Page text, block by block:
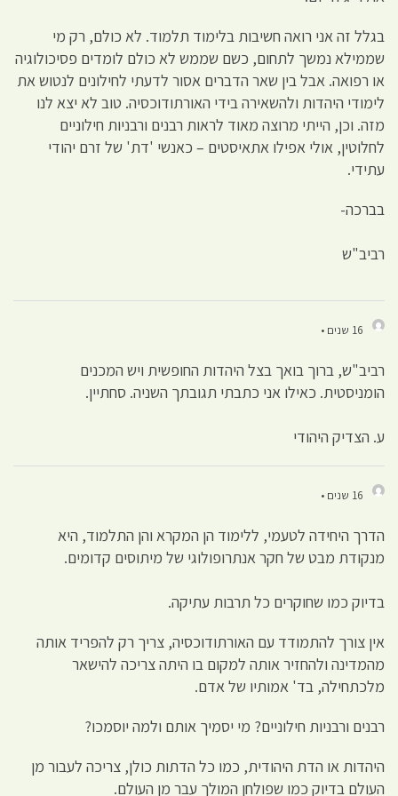
בגלל זה אני רואה חשיבות בלימוד תלמוד. לא כולם, רק מי
שממילא נמשך לתחום, כשם שממש לא כולם לומדים פסיכולוגיה
או רפואה. אבל בין שאר הדברים אסור לדעתי לחילונים לנטוש את
לימודי היהדות ולהשאירה בידי האורתודוכסיה. טוב לא יצא לנו
מזה. וכן, הייתי מרוצה מאוד לראות רבנים ורבניות חילוניים
לחלוטין, אולי אפילו אתאיסטים – כאנשי 'דת' של זרם יהודי
עתידי.
בברכה-
רביב"ש
16 שנים •
רביב"ש, ברוך בואך בצל היהדות החופשית ויש המכנים
הומניסטית. כאילו אני כתבתי תגובתך השניה. סחתיין.
ע. הצדיק היהודי
16 שנים •
הדרך היחידה לטעמי, ללימוד הן המקרא והן התלמוד, היא
מנקודת מבט של חקר אנתרופולוגי של מיתוסים קדומים.
בדיוק כמו שחוקרים כל תרבות עתיקה.
אין צורך להתמודד עם האורתודוכסיה, צריך רק להפריד אותה
מהמדינה ולהחזיר אותה למקום בו היתה צריכה להישאר
מלכתחילה, בד' אמותיו של אדם.
רבנים ורבניות חילוניים? מי יסמיך אותם ולמה יוסמכו?
היהדות או הדת היהודית, כמו כל הדתות כולן, צריכה לעבור מן
העולם בדיוק כמו שפולחן המולך עבר מן העולם.